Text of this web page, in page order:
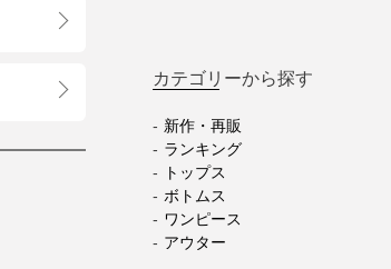
カテゴリーから探す
新作・再販
ランキング
トップス
ボトムス
ワンピース
アウター